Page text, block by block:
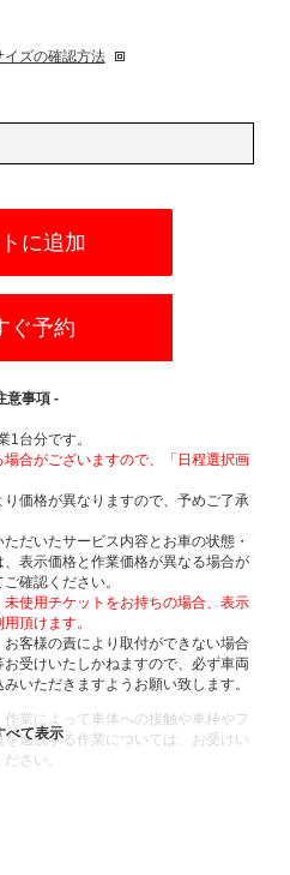
イズの確認方法
に追加
ぐ予約
意事項 -
1台分です。
合がございますので、「日程選択画
価格が異なりますので、予めご了承
だいたサービス内容とお車の状態・
表示価格と作業価格が異なる場合が
確認ください。
使用チケットをお持ちの場合、表示
頂けます。
客様の責により取付ができない場合
受けいたしかねますので、必ず車両
いただきますようお願い致します。
業によって車体への接触や車枠やフ
逸脱する作業については、お受けい
さい。